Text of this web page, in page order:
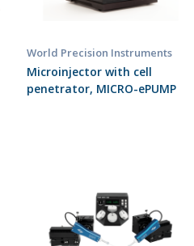
World Precision Instruments
Microinjector with cell
penetrator, MICRO-ePUMP